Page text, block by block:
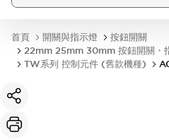
首頁 開關與指示燈
按鈕開關
22mm 25mm 30mm 按鈕開關・
TW系列 控制元件 (舊款機種)